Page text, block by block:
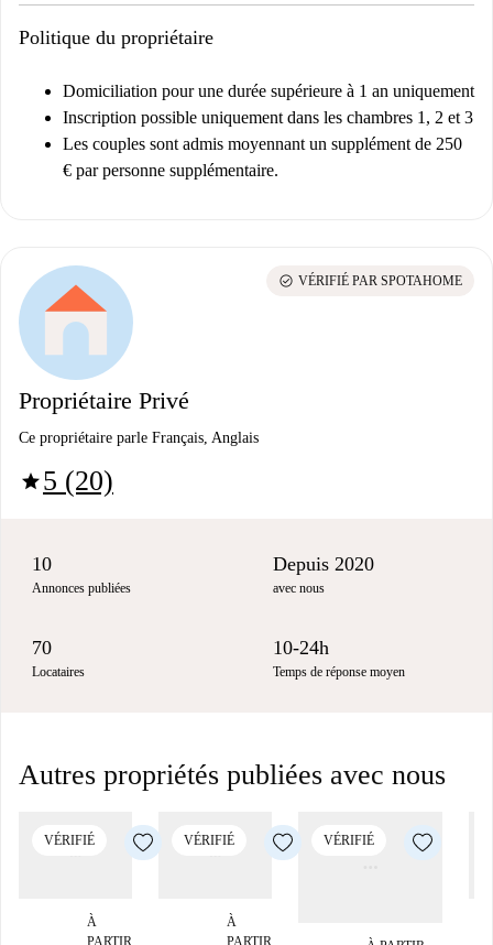
Politique du propriétaire
Domiciliation pour une durée supérieure à 1 an uniquement
Inscription possible uniquement dans les chambres 1, 2 et 3
Les couples sont admis moyennant un supplément de 250
€ par personne supplémentaire.
Propriétaire Privé
Ce propriétaire parle Français, Anglais
star5 (20)
check_circle VÉRIFIÉ PAR SPOTAHOME
10
Annonces publiées
Depuis 2020
avec nous
70
Locataires
10-24h
Temps de réponse moyen
Autres propriétés publiées avec nous
VÉRIFIÉ
À
VÉRIFIÉ
À
VÉRIFIÉ